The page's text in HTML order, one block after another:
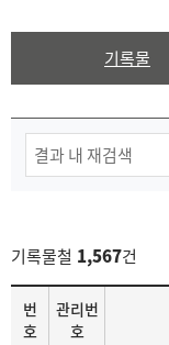
기록물
기록물철 1,567건
목
록
번
호
관리번
호